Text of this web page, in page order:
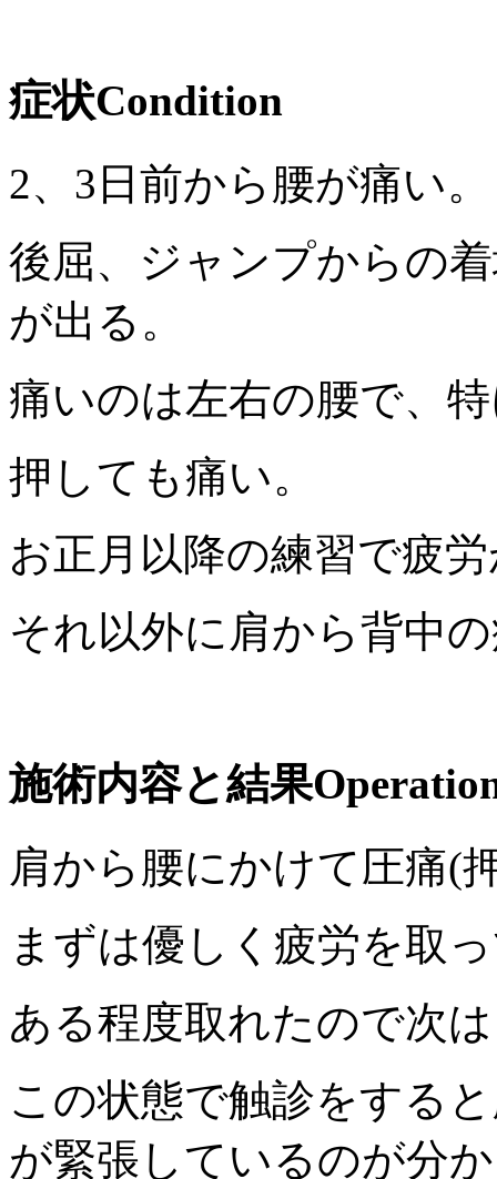
症状Condition
2、3日前から腰が痛い。
後屈、ジャンプからの
が出る。
痛いのは左右の腰で、
押しても痛い。
お正月以降の練習で疲
それ以外に肩から背中
施術内容と結果
肩から腰にかけて圧痛(
まずは優しく疲労を取
ある程度取れたので次
この状態で触診をする
が緊張しているのが分